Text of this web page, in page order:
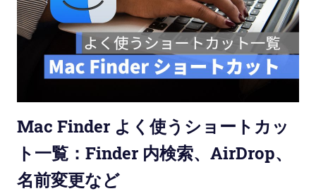
Mac Finder よく使うショートカッ
ト一覧：Finder 内検索、AirDrop、
名前変更など